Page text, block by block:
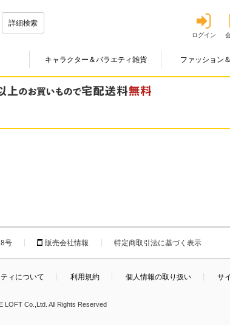
詳細検索
ログイン
キャラクター＆バラエティ雑貨 ファッション
号 販売会社情報 特定商取引法に基づく表示
ィについて 利用規約 個人情報の取り扱い サ
LOFT Co.,Ltd. All Rights Reserved